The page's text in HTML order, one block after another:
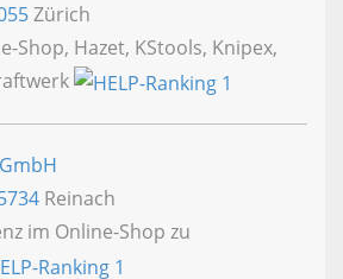
Zürich
Shop, Hazet, KStools, Knipex,
Reinach
im Online-Shop zu